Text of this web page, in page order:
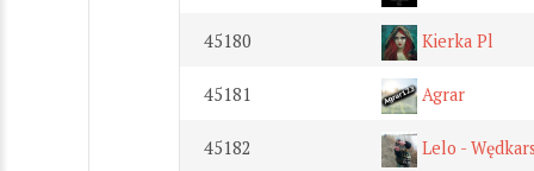
45180 Kierka Pl
45181 Agrar
45182 Lelo -